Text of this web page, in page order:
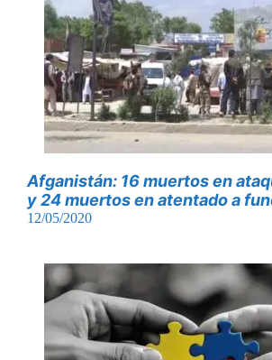
Afganistán: 16 muertos en
y 24 muertos en atentado a
12/05/2020